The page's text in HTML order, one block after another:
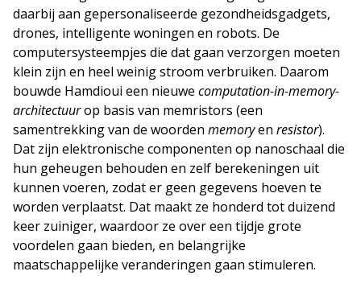
daarbij aan gepersonaliseerde gezondheidsgadgets,
drones, intelligente woningen en robots. De
computersysteempjes die dat gaan verzorgen moeten
klein zijn en heel weinig stroom verbruiken. Daarom
bouwde Hamdioui een nieuwe computation-in-memory-
architectuurop basis van memristors (een
samentrekking van de woorden memoryen resistor).
Dat zijn elektronische componenten op nanoschaal die
hun geheugen behouden en zelf berekeningen uit
kunnen voeren, zodat er geen gegevens hoeven te
worden verplaatst. Dat maakt ze honderd tot duizend
keer zuiniger, waardoor ze over een tijdje grote
voordelen gaan bieden, en belangrijke
maatschappelijke veranderingen gaan stimuleren.